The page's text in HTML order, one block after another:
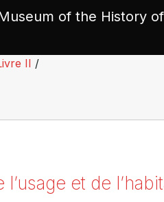
of the History
II /
l’usage et de